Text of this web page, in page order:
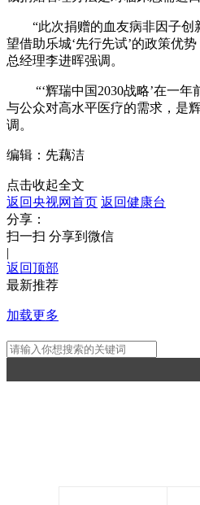
“此次捐赠的血友病非因子
望借助乐城‘先行先试’的政策优
总经理李进晖强调。
“‘辉瑞中国2030战略’在一
与公众对高水平医疗的需求，是
调。
编辑：先藕洁
点击收起全文
返回央视网首页 返回健康台
分享：
扫一扫 分享到微信
|
返回顶部
最新推荐
加载更多